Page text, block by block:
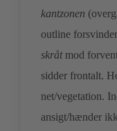
kantzonen
outline
skråtmod
sidder frontalt.
net/vegetation.
ansigt/hænder